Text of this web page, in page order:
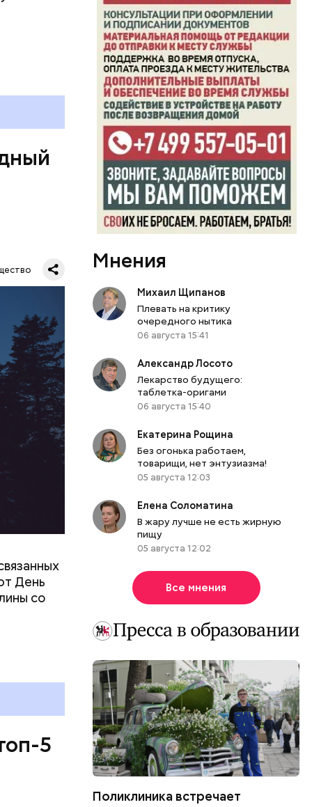
День
со
— в
5
Мнения
Михаил Щипанов
Плевать на критику
очередного нытика
06 августа 15:41
Александр Лосото
Лекарство будущего:
таблетка-оригами
06 августа 15:40
Екатерина Рощина
Без огонька работаем,
товарищи, нет энтузиазма!
05 августа 12:03
Елена Соломатина
В жару лучше не есть жирную
пищу
05 августа 12:02
Все мнения
Поликлиника встречает